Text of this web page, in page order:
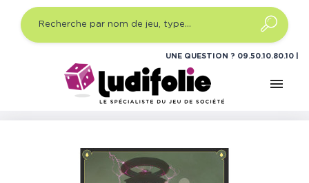
UNE QUESTION ? 09.50.10.80.10
menu
Jeux de société
Jeux de plateau expert